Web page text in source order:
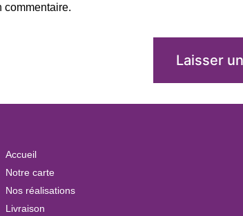
commentaire.
Accueil
Notre carte
Nos réalisations
Livraison